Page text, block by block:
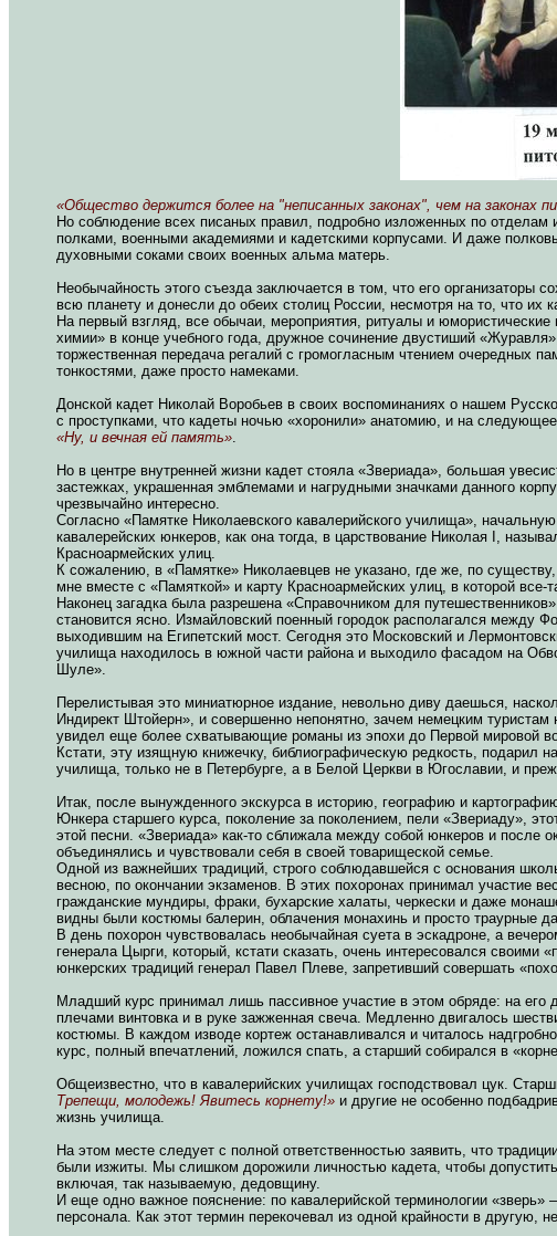
«Общество держится более на "неписанных законах", чем на законах
Но соблюдение всех писаных правил, подробно изложенных по
полками, военными академиями и кадетскими корпусами. И даже
духовными соками своих военных альма матерь.
Необычайность этого съезда заключается в том, что его организаторы
всю планету и донесли до обеих столиц России, несмотря на то, что их
На первый взгляд, все обычаи, мероприятия, ритуалы и
химии» в конце учебного года, дружное сочинение двустиший
торжественная передача регалий с громогласным чтением очередных
тонкостями, даже просто намеками.
Донской кадет Николай Воробьев в своих воспоминаниях о нашем
с проступками, что кадеты ночью «хоронили» анатомию, и на
«Ну, и вечная ей память»
Но в центре внутренней жизни кадет стояла «Звериада», большая
застежках, украшенная эмблемами и нагрудными значками данного
чрезвычайно интересно.
Согласно «Памятке Николаевского кавалерийского училища»,
кавалерейских юнкеров, как она тогда, в царствование Николая I,
Красноармейских улиц.
К сожалению, в «Памятке» Николаевцев не указано, где же, по
мне вместе с «Памяткой» и карту Красноармейских улиц, в которой
Наконец загадка была разрешена «Справочником для
становится ясно. Измайловский поенный городок располагался между
выходившим на Египетский мост. Сегодня это Московский и
училища находилось в южной части района и выходило фасадом на
Шуле».
Перелистывая это миниатюрное издание, невольно диву даешься,
Индирект Штойерн», и совершенно непонятно, зачем немецким
увидел еще более схватывающие романы из эпохи до Первой мировой
Кстати, эту изящную книжечку, библиографическую редкость, подарил
училища, только не в Петербурге, а в Белой Церкви в Югославии, и
Итак, после вынужденного экскурса в историю, географию и
Юнкера старшего курса, поколение за поколением, пели «Звериаду»,
этой песни. «Звериада» как-то сближала между собой юнкеров и после
объединялись и чувствовали себя в своей товарищеской семье.
Одной из важнейших традиций, строго соблюдавшейся с основания
весною, по окончании экзаменов. В этих похоронах принимал участие
гражданские мундиры, фраки, бухарские халаты, черкески и даже
видны были костюмы балерин, облачения монахинь и просто траурные
В день похорон чувствовалась необычайная суета в эскадроне, а
генерала Цырги, который, кстати сказать, очень интересовался
юнкерских традиций генерал Павел Плеве, запретивший совершать
Младший курс принимал лишь пассивное участие в этом обряде: на
плечами винтовка и в руке зажженная свеча. Медленно двигалось
костюмы. В каждом изводе кортеж останавливался и читалось
курс, полный впечатлений, ложился спать, а старший собирался в
Общеизвестно, что в кавалерийских училищах господствовал цук.
Трепещи, молодежь! Явитесь корнету!» и другие не особенно
жизнь училища.
На этом месте следует с полной ответственностью заявить, что
были изжиты. Мы слишком дорожили личностью кадета, чтобы
включая, так называемую, дедовщину.
И еще одно важное пояснение: по кавалерийской терминологии
персонала. Как этот термин перекочевал из одной крайности в другую,